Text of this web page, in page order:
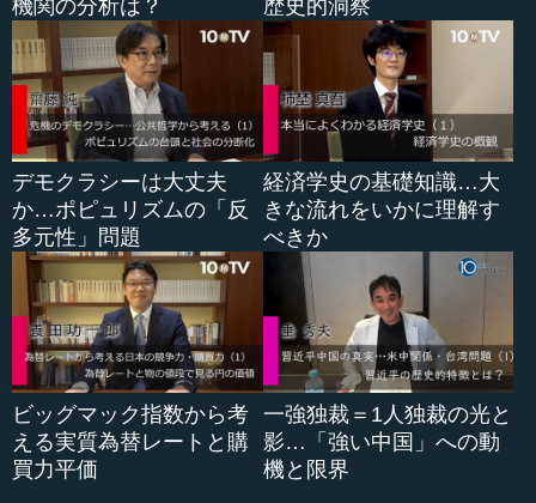
機関の分析は？ 歴史的洞察
デモクラシーは大丈夫
か…ポピュリズムの「反
多元性」問題
経済学史の基礎知識…大
きな流れをいかに理解す
べきか
ビッグマック指数から考
える実質為替レートと購
買力平価
一強独裁＝1人独裁の光と
影…「強い中国」への動
機と限界